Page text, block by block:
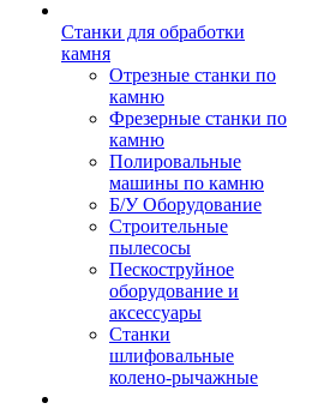
Станки для обработки
камня
Отрезные станки по
камню
Фрезерные станки по
камню
Полировальные
машины по камню
Б/У Оборудование
Строительные
пылесосы
Пескоструйное
оборудование и
аксессуары
Станки
шлифовальные
колено-рычажные